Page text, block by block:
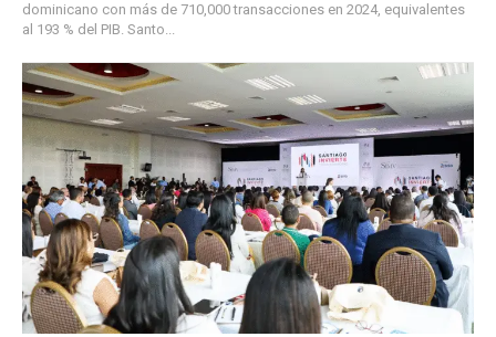
dominicano con más de 710,000 transacciones en 2024, equivalentes
al 193 % del PIB. Santo...